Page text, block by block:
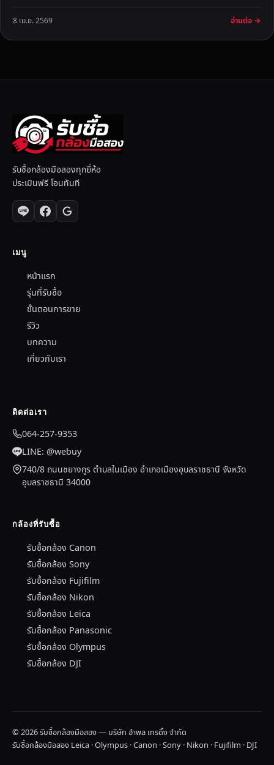
8 เม.ย. 2569 อ่านต่อ →
รับซื้อกล้องมือสองทุกยี่ห้อ
ประเมินฟรี โอนทันที
เมนู
หน้าแรก
รุ่นที่รับซื้อ
ขั้นตอนการขาย
รีวิว
บทความ
เกี่ยวกับเรา
ติดต่อเรา
064-257-9353
LINE: @webuy
740/8 ถนนชยางกูร ตำบลในเมือง อำเภอเมืองอุบลราชธานี จังหวัด
อุบลราชธานี 34000
กล้องที่รับซื้อ
รับซื้อกล้อง Canon
รับซื้อกล้อง Sony
รับซื้อกล้อง Fujifilm
รับซื้อกล้อง Nikon
รับซื้อกล้อง Leica
รับซื้อกล้อง Panasonic
รับซื้อกล้อง Olympus
รับซื้อกล้อง DJI
© 2026 รับซื้อกล้องมือสอง — บริษัท อำพล เทรดิ้ง จำกัด
รับซื้อกล้องมือสอง Leica · Olympus · Canon · Sony · Nikon · Fujifilm · DJI